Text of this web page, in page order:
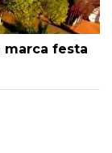
marca festa